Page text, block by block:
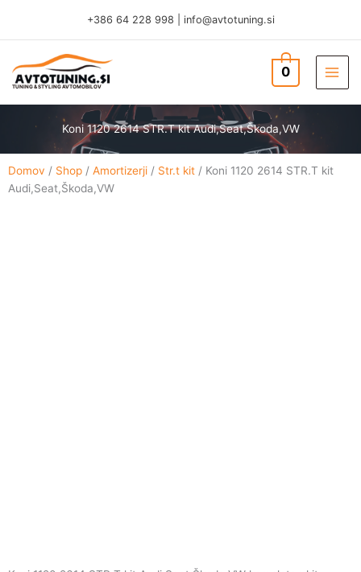
content
+386 64 228 998 info@avtotuning.si
TUNING & STYLING AVTOMOBILOV
0
Koni 1120 2614 STR.T kit Audi,Seat,Škoda,VW
Domov / Shop / Amortizerji / Str.t kit / Koni 1120 2614 STR.T kit
Audi,Seat,Škoda,VW